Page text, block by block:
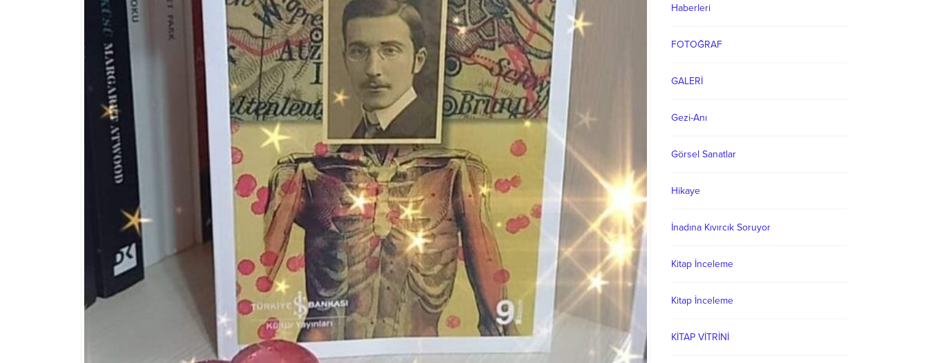
Haberleri
FOTOĞRAF
GALERİ
Gezi-Anı
Görsel Sanatlar
Hikaye
İnadına Kıvırcık Soruyor
Kitap İnceleme
Kitap İnceleme
KİTAP VİTRİNİ